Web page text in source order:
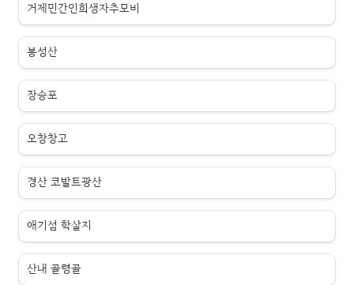
거제민간인희생자추모비
봉성산
장승포
오창창고
경산 코발트광산
애기섬 학살지
산내 골령골